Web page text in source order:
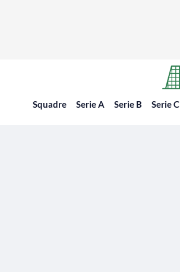
Squadre Serie A Serie B Serie C